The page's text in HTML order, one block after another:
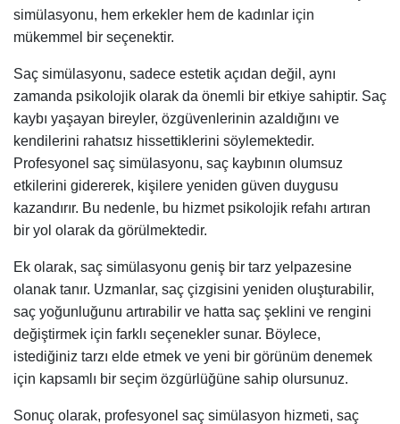
simülasyonu, hem erkekler hem de kadınlar için
mükemmel bir seçenektir.
Saç simülasyonu, sadece estetik açıdan değil, aynı
zamanda psikolojik olarak da önemli bir etkiye sahiptir. Saç
kaybı yaşayan bireyler, özgüvenlerinin azaldığını ve
kendilerini rahatsız hissettiklerini söylemektedir.
Profesyonel saç simülasyonu, saç kaybının olumsuz
etkilerini gidererek, kişilere yeniden güven duygusu
kazandırır. Bu nedenle, bu hizmet psikolojik refahı artıran
bir yol olarak da görülmektedir.
Ek olarak, saç simülasyonu geniş bir tarz yelpazesine
olanak tanır. Uzmanlar, saç çizgisini yeniden oluşturabilir,
saç yoğunluğunu artırabilir ve hatta saç şeklini ve rengini
değiştirmek için farklı seçenekler sunar. Böylece,
istediğiniz tarzı elde etmek ve yeni bir görünüm denemek
için kapsamlı bir seçim özgürlüğüne sahip olursunuz.
Sonuç olarak, profesyonel saç simülasyon hizmeti, saç